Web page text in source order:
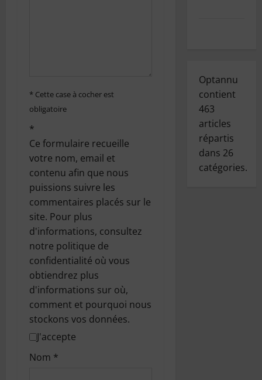
l
e
* Cette case à cocher est
obligatoire
*
Ce formulaire recueille
votre nom, email et
contenu afin que nous
puissions suivre les
commentaires placés sur le
site. Pour plus
d'informations, consultez
notre politique de
confidentialité où vous
obtiendrez plus
d'informations sur où,
comment et pourquoi nous
stockons vos données.
J'accepte
Nom *
Optannu
contient
463
articles
répartis
dans 26
catégories.